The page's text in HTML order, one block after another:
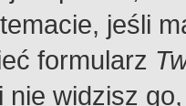
jeśli
formularz
nie widzisz